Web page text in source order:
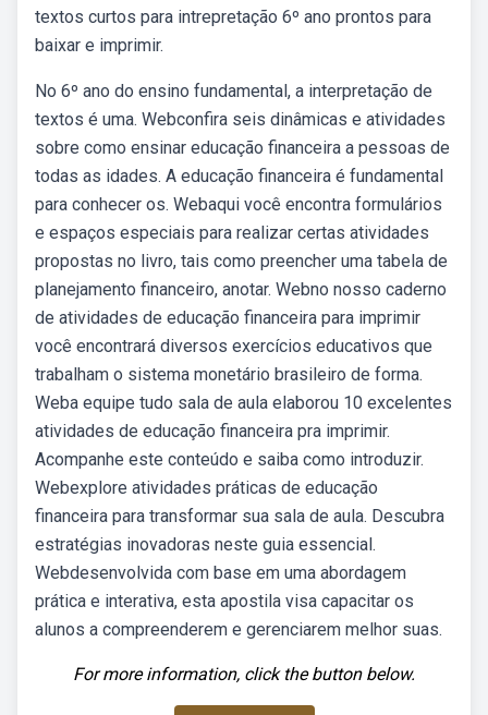
textos curtos para intrepretação 6º ano prontos para
baixar e imprimir.
No 6º ano do ensino fundamental, a interpretação de
textos é uma. Webconfira seis dinâmicas e atividades
sobre como ensinar educação financeira a pessoas de
todas as idades. A educação financeira é fundamental
para conhecer os. Webaqui você encontra formulários
e espaços especiais para realizar certas atividades
propostas no livro, tais como preencher uma tabela de
planejamento financeiro, anotar. Webno nosso caderno
de atividades de educação financeira para imprimir
você encontrará diversos exercícios educativos que
trabalham o sistema monetário brasileiro de forma.
Weba equipe tudo sala de aula elaborou 10 excelentes
atividades de educação financeira pra imprimir.
Acompanhe este conteúdo e saiba como introduzir.
Webexplore atividades práticas de educação
financeira para transformar sua sala de aula. Descubra
estratégias inovadoras neste guia essencial.
Webdesenvolvida com base em uma abordagem
prática e interativa, esta apostila visa capacitar os
alunos a compreenderem e gerenciarem melhor suas.
For more information, click the button below.